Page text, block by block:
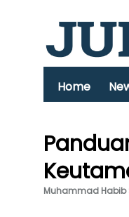
Home
Muhammad Habib